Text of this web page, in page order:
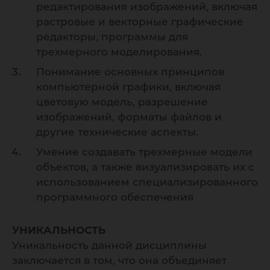
редактирования изображений, включая
растровые и векторные графические
редакторы, программы для
трехмерного моделирования.
Понимание основных принципов
компьютерной графики, включая
цветовую модель, разрешение
изображений, форматы файлов и
другие технические аспекты.
Умение создавать трехмерные модели
объектов, а также визуализировать их с
использованием специализированного
программного обеспечения
УНИКАЛЬНОСТЬ
Уникальность данной дисциплины
заключается в том, что она объединяет